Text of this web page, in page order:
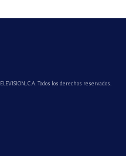
C.A. Todos los derechos reservados.